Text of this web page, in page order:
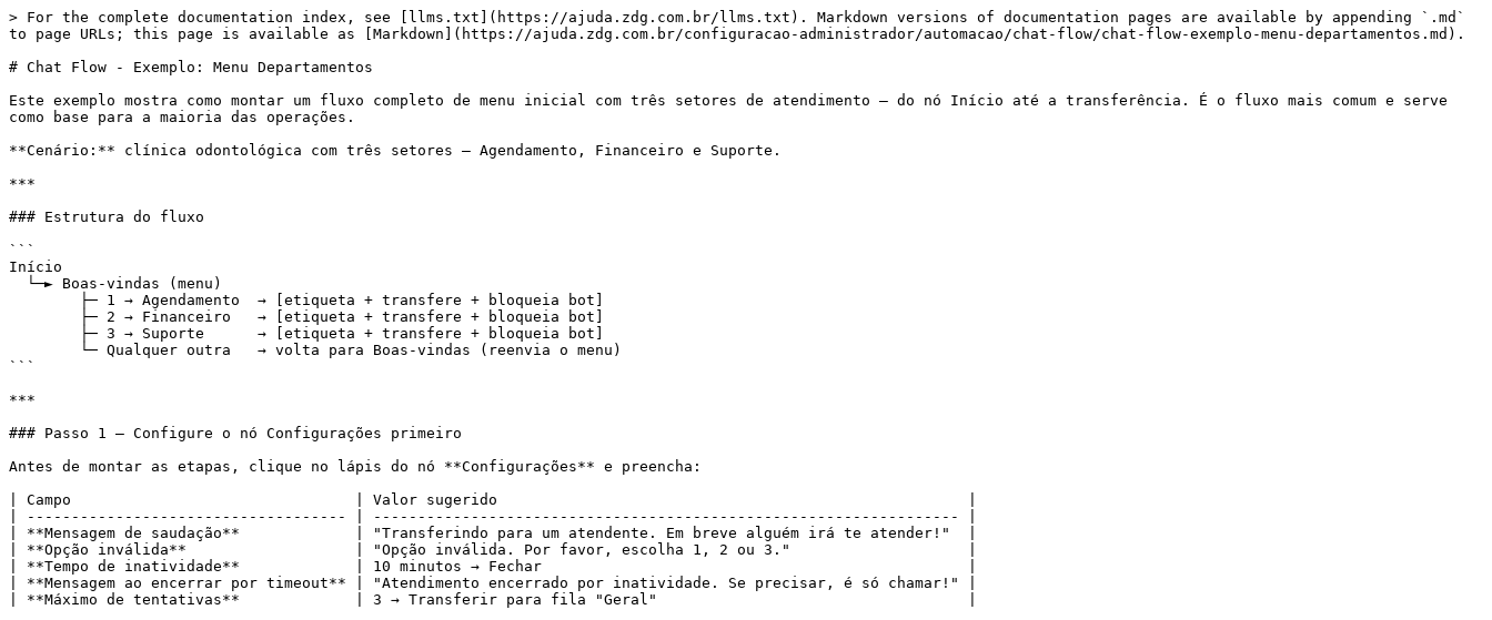
> For the complete documentation index, see [llms.txt](https://ajuda.zdg.com.br/llms.txt). Markdown versions of documentation pages are available by appending `.md`
to page URLs; this page is available as [Markdown](https://ajuda.zdg.com.br/configuracao-administrador/automacao/chat-flow/chat-flow-exemplo-menu-departamentos.md).
# Chat Flow - Exemplo: Menu Departamentos
Este exemplo mostra como montar um fluxo completo de menu inicial com três setores de atendimento — do nó Início até a transferência. É o fluxo mais comum e serve
como base para a maioria das operações.
**Cenário:** clínica odontológica com três setores — Agendamento, Financeiro e Suporte.
***
### Estrutura do fluxo
```
Início
```
***
### Passo 1 — Configure o nó Configurações primeiro
Antes de montar as etapas, clique no lápis do nó **Configurações** e preencha:
| Campo                                | Valor sugerido                                                     |
| ------------------------------------ | ------------------------------------------------------------------ |
| **Mensagem de saudação**             | "Transferindo para um atendente. Em breve alguém irá te atender!"  |
| **Opção inválida**                   | "Opção inválida. Por favor, escolha 1, 2 ou 3."                    |
| **Tempo de inatividade**             | 10 minutos → Fechar                                                |
| **Mensagem ao encerrar por timeout** | "Atendimento encerrado por inatividade. Se precisar, é só chamar!" |
| **Máximo de tentativas**             | 3 → Transferir para fila "Geral"                                   |